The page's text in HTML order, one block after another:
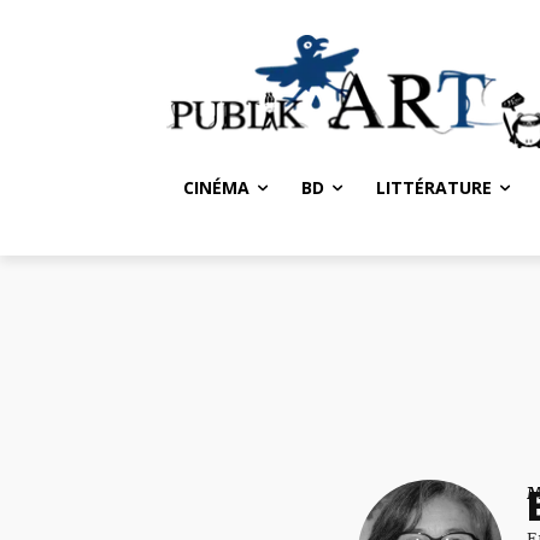
CINÉMA BD LITTÉRATURE